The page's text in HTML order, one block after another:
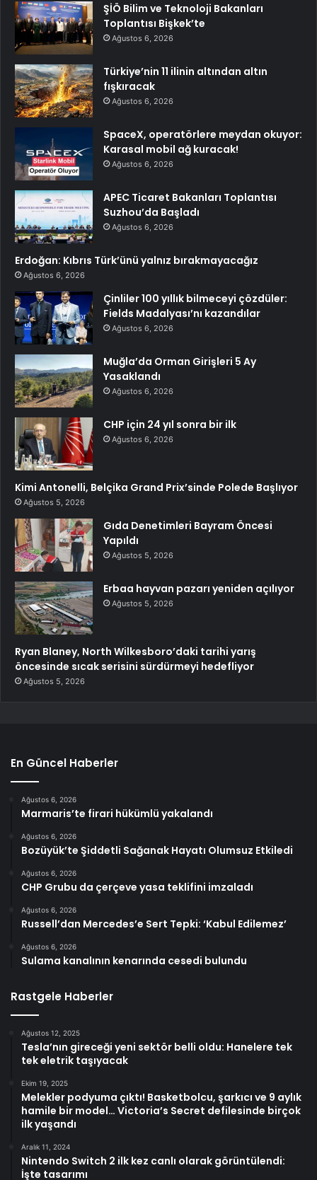
ŞİÖ Bilim ve Teknoloji Bakanları
Toplantısı Bişkek’te
Ağustos 6, 2026
Türkiye’nin 11 ilinin altından altın
fışkıracak
Ağustos 6, 2026
SpaceX, operatörlere meydan okuyor:
Karasal mobil ağ kuracak!
Ağustos 6, 2026
APEC Ticaret Bakanları Toplantısı
Suzhou’da Başladı
Ağustos 6, 2026
Erdoğan: Kıbrıs Türk’ünü yalnız bırakmayacağız
Ağustos 6, 2026
Çinliler 100 yıllık bilmeceyi çözdüler:
Fields Madalyası’nı kazandılar
Ağustos 6, 2026
Muğla’da Orman Girişleri 5 Ay
Yasaklandı
Ağustos 6, 2026
CHP için 24 yıl sonra bir ilk
Ağustos 6, 2026
Kimi Antonelli, Belçika Grand Prix’sinde Polede Başlıyor
Ağustos 5, 2026
Gıda Denetimleri Bayram Öncesi
Yapıldı
Ağustos 5, 2026
Erbaa hayvan pazarı yeniden açılıyor
Ağustos 5, 2026
Ryan Blaney, North Wilkesboro’daki tarihi yarış
öncesinde sıcak serisini sürdürmeyi hedefliyor
Ağustos 5, 2026
En Güncel Haberler
Ağustos 6, 2026
Marmaris’te firari hükümlü yakalandı
Ağustos 6, 2026
Bozüyük’te Şiddetli Sağanak Hayatı Olumsuz Etkiledi
Ağustos 6, 2026
CHP Grubu da çerçeve yasa teklifini imzaladı
Ağustos 6, 2026
Russell’dan Mercedes’e Sert Tepki: ‘Kabul Edilemez’
Ağustos 6, 2026
Sulama kanalının kenarında cesedi bulundu
Rastgele Haberler
Ağustos 12, 2025
Tesla’nın gireceği yeni sektör belli oldu: Hanelere tek
tek eletrik taşıyacak
Ekim 19, 2025
Melekler podyuma çıktı! Basketbolcu, şarkıcı ve 9 aylık
hamile bir model… Victoria’s Secret defilesinde birçok
ilk yaşandı
Aralık 11, 2024
Nintendo Switch 2 ilk kez canlı olarak görüntülendi:
İşte tasarımı